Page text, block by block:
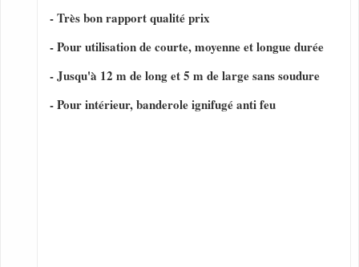
- Très bon rapport qualité prix
- Pour utilisation de courte, moyenne et longue durée
- Jusqu'à 12 m de long et 5 m de large sans soudure
- Pour intérieur, banderole ignifugé anti feu